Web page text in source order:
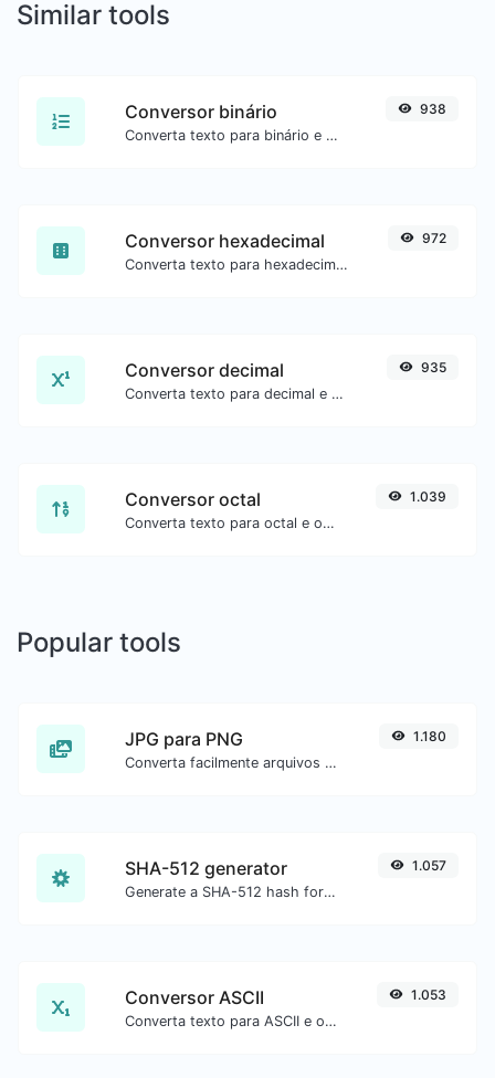
Similar tools
Conversor binário
Converta texto para binário e o contrário para qualquer entrada de string.
938
Conversor hexadecimal
Converta texto para hexadecimal e o contrário para qualquer entrada de string.
972
Conversor decimal
Converta texto para decimal e o contrário para qualquer entrada de string.
935
Conversor octal
Converta texto para octal e o contrário para qualquer entrada de string.
1.039
Popular tools
JPG para PNG
Converta facilmente arquivos de imagem JPG para PNG.
1.180
SHA-512 generator
Generate a SHA-512 hash for any string input.
1.057
Conversor ASCII
Converta texto para ASCII e o contrário para qualquer entrada de string.
1.053